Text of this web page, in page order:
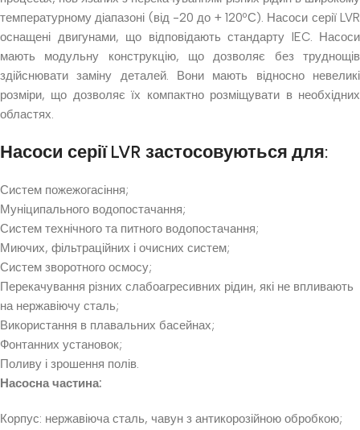
температурному діапазоні (від -20 до + 120ºС). Насоси серії LVR
оснащені двигунами, що відповідають стандарту IEC. Насоси
мають модульну конструкцію, що дозволяє без труднощів
здійснювати заміну деталей. Вони мають відносно невеликі
розміри, що дозволяє їх компактно розміщувати в необхідних
областях.
Насоси серії LVR застосовуються для:
Систем пожежогасіння;
Муніципального водопостачання;
Систем технічного та питного водопостачання;
Миючих, фільтраційних і очисних систем;
Систем зворотного осмосу;
Перекачування різних слабоагресивних рідин, які не впливають
на нержавіючу сталь;
Використання в плавальних басейнах;
Фонтанних установок;
Поливу і зрошення полів.
Насосна частина:
Корпус: нержавіюча сталь, чавун з антикорозійною обробкою;